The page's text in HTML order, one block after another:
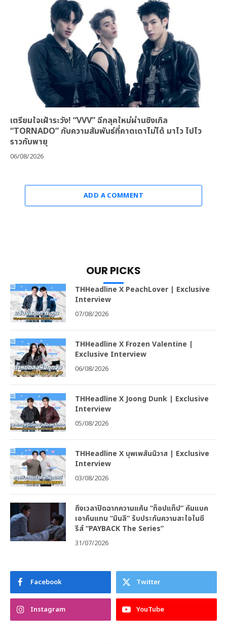
เตรียมใจเฝ้าระวัง! “VVV” ฉีกลุคใหม่ผ่านซิงเกิล
“TORNADO” กับความสัมพันธ์ที่คาดเดาไม่ได้ มาไว ไปไว
ราวกับพายุ
06/08/2026
ADD A COMMENT
OUR PICKS
THHeadline X PeachLover | Exclusive
Interview
07/08/2026
THHeadline X Frozen Valentine |
Exclusive Interview
06/08/2026
THHeadline X Joong Dunk | Exclusive
Interview
05/08/2026
THHeadline X บุพเพสันนิวาส | Exclusive
Interview
03/08/2026
ถึงเวลาปิดฉากความแค้น “ท็อปแท็ป” คัมแบค
เอาคืนแทน “มินลี” รับประกันความสะใจในซี
รีส์ “PAYBACK The Series”
31/07/2026
Facebook Twitter
Instagram YouTube